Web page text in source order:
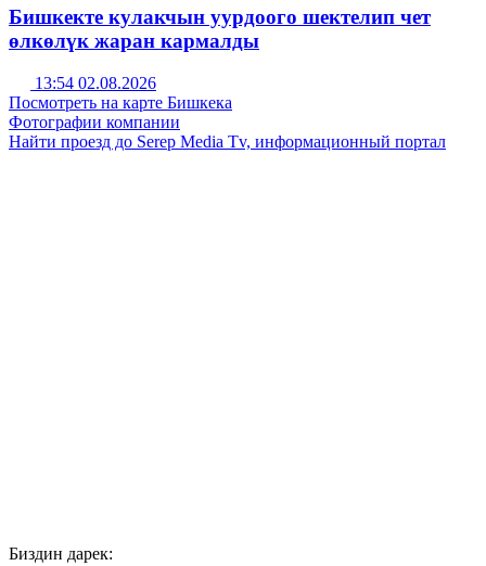
Бишкекте кулакчын уурдоого шектелип чет
өлкөлүк жаран кармалды
13:54 02.08.2026
Посмотреть на карте Бишкека
Фотографии компании
Найти проезд до Serep Media Tv, информационный портал
Биздин дарек: